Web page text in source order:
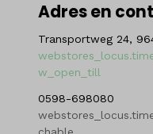
Private lease
Zakelijke lease
Onderhoud
Adres en
Transportweg 24,
w_open_till
0598-698080